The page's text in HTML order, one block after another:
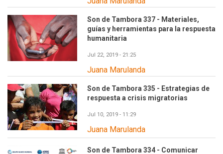
Son de Tambora 337 - Materiales,
guías y herramientas para la respuesta
humanitaria
Jul 22, 2019 - 21:25
Juana Marulanda
Son de Tambora 335 - Estrategias de
respuesta a crisis migratorias
Jul 10, 2019 - 11:29
Juana Marulanda
Son de Tambora 334 - Comunicar